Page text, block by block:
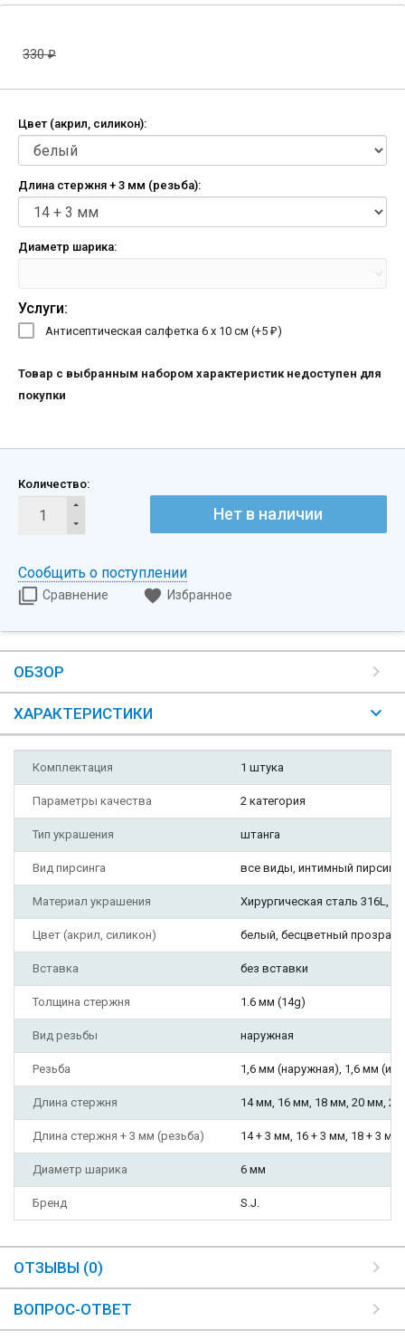
330₽
Цвет (акрил, силикон):
Длина стержня + 3 мм (резьба):
Диаметр шарика:
Услуги:
Антисептическая салфетка 6 х 10 см (+5 ₽)
Товар с выбранным набором характеристик недоступен для
покупки
Количество:
Нет в наличии
Сообщить о поступлении
Сравнение Избранное
ОБЗОР
ХАРАКТЕРИСТИКИ
Комплектация 1 штука
Параметры качества 2 категория
Тип украшения штанга
Вид пирсинга все виды, интимный пирсинг,
Материал украшения Хирургическая сталь 316L,
Цвет (акрил, силикон) белый, бесцветный
Вставка без вставки
Толщина стержня 1.6 мм (14g)
Вид резьбы наружная
Резьба 1,6 мм (наружная), 1,6 мм
Длина стержня 14 мм, 16 мм, 18 мм, 20 мм,
Длина стержня + 3 мм (резьба) 14 + 3 мм, 16 + 3 мм, 18 + 3
Диаметр шарика 6 мм
Бренд S.J.
ОТЗЫВЫ (0)
ВОПРОС-ОТВЕТ